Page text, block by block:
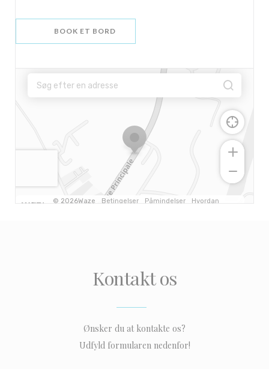
BOOK ET BORD
Kontakt os
Ønsker du at kontakte os?
Udfyld formularen nedenfor!